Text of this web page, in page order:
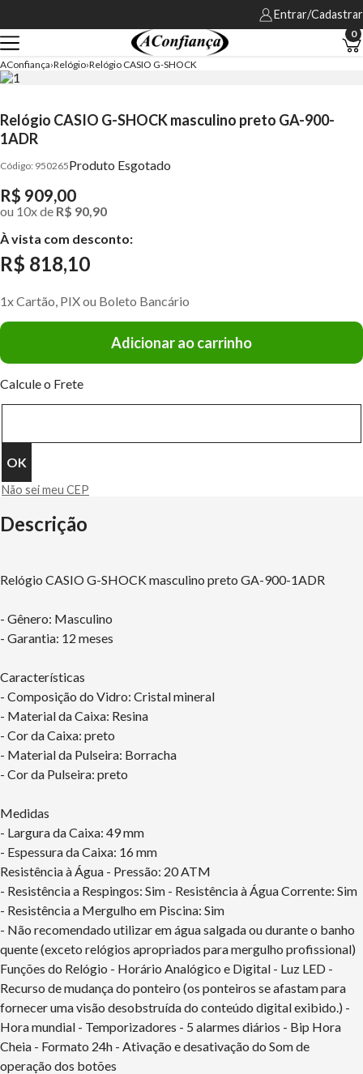
Entrar/Cadastrar
0
AConfiança Relógio Relógio CASIO G-SHOCK
Relógio CASIO G-SHOCK masculino preto GA-900-
1ADR
950265Produto Esgotado
R$ 909,00
ou 10xde R$ 90,90
À vista com desconto:
R$ 818,10
1x Cartão, PIX ou Boleto Bancário
Adicionar ao carrinho
Calcule o Frete
Não sei meu CEP
Descrição
Relógio CASIO G-SHOCK masculino preto GA-900-1ADR
- Gênero: Masculino
- Garantia: 12 meses
Características
- Composição do Vidro: Cristal mineral
- Material da Caixa: Resina
- Cor da Caixa: preto
- Material da Pulseira: Borracha
- Cor da Pulseira: preto
Medidas
- Largura da Caixa: 49 mm
- Espessura da Caixa: 16 mm
Resistência à Água - Pressão: 20 ATM
- Resistência a Respingos: Sim - Resistência à Água Corrente: Sim
- Resistência a Mergulho em Piscina: Sim
- Não recomendado utilizar em água salgada ou durante o banho
quente (exceto relógios apropriados para mergulho profissional)
Funções do Relógio - Horário Analógico e Digital - Luz LED -
Recurso de mudança do ponteiro (os ponteiros se afastam para
fornecer uma visão desobstruída do conteúdo digital exibido.) -
Hora mundial - Temporizadores - 5 alarmes diários - Bip Hora
Cheia - Formato 24h - Ativação e desativação do Som de
operação dos botões